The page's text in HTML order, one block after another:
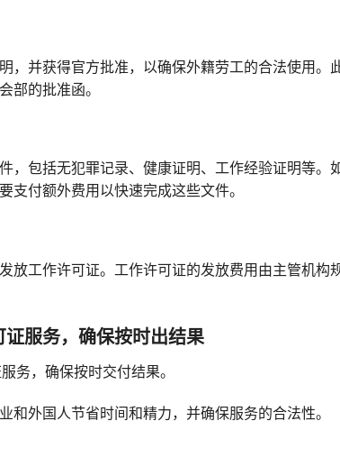
，并获得官方批准，以确保外籍劳工的合法使用。
部的批准函。
，包括无犯罪记录、健康证明、工作经验证明等。
支付额外费用以快速完成这些文件。
放工作许可证。工作许可证的发放费用由主管机构
服务，确保按时出结果
务，确保按时交付结果。
和外国人节省时间和精力，并确保服务的合法性。